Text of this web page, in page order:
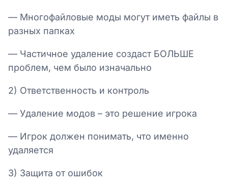
— Многофайловые моды могут иметь файлы в
разных папках
— Частичное удаление создаст БОЛЬШЕ
проблем, чем было изначально
2) Ответственность и контроль
— Удаление модов – это решение игрока
— Игрок должен понимать, что именно
удаляется
3) Защита от ошибок